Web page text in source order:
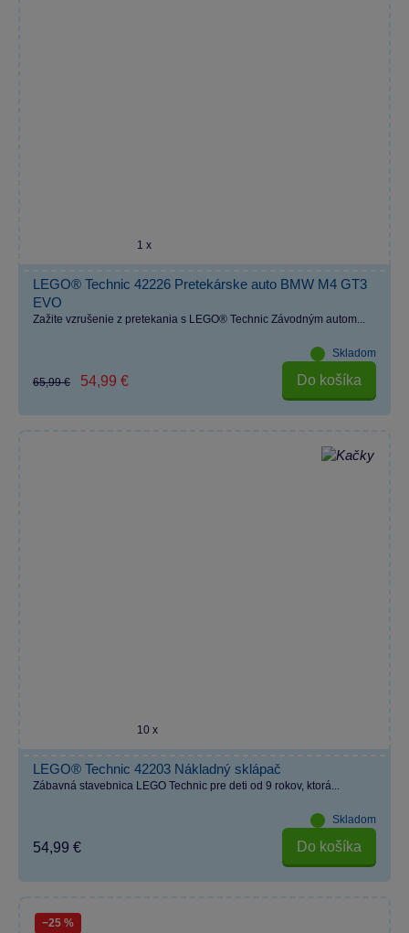
1 x
LEGO® Technic 42226 Pretekárske auto BMW M4 GT3
EVO
Zažite vzrušenie z pretekania s LEGO® Technic Závodným autom...
Skladom
65,99 € 54,99 € Do košíka
10 x
LEGO® Technic 42203 Nákladný sklápač
Zábavná stavebnica LEGO Technic pre deti od 9 rokov, ktorá...
Skladom
54,99 € Do košíka
−25 %